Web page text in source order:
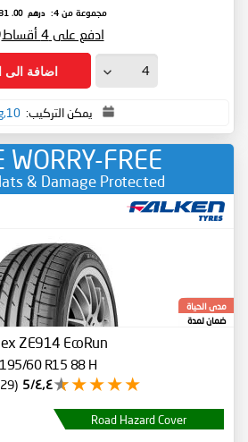
مجموعة من 4: درهم 881
.00
ادفع على 4 أقساط
اضافة الى
يمكن التركيب: 10,Aug
WORRY-FREE
& Damage Protected
مدى الحياة
ضمان لمدة
ZE914 EcoRun
195/60 R15 88 H
٤٫٤/5 (529 تقييم)
Road Hazard Cover